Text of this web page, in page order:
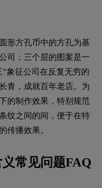
形方孔币中的方孔为基
司；三个层的图案是一
象征公司在反复无穷的
青，成就百年老店。为
的制作效果，特别规范
纹之间的间，便于在特
传播效果。
常见问题FAQ